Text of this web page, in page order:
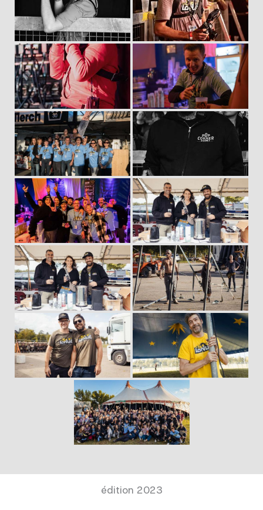
édition 2023